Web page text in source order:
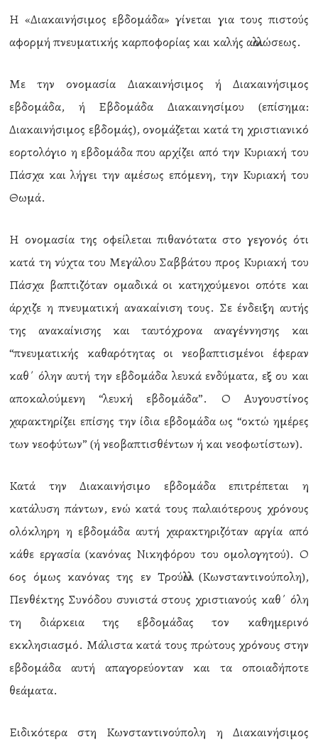
Η «Διακαινήσιμος εβδομάδα» γίνεται για τους πιστούς
αφορμή πνευματικής καρποφορίας και καλής αλλοιώσεως.
Με την ονομασία Διακαινήσιμος ή Διακαινήσιμος
εβδομάδα, ή Εβδομάδα Διακαινησίμου (επίσημα:
Διακαινήσιμος εβδομάς), ονομάζεται κατά τη χριστιανικό
εορτολόγιο η εβδομάδα που αρχίζει από την Κυριακή του
Πάσχα και λήγει την αμέσως επόμενη, την Κυριακή του
Θωμά.
Η ονομασία της οφείλεται πιθανότατα στο γεγονός ότι
κατά τη νύχτα του Μεγάλου Σαββάτου προς Κυριακή του
Πάσχα βαπτιζόταν ομαδικά οι κατηχούμενοι οπότε και
άρχιζε η πνευματική ανακαίνιση τους. Σε ένδειξη αυτής
της ανακαίνισης και ταυτόχρονα αναγέννησης και
“πνευματικής καθαρότητας οι νεοβαπτισμένοι έφεραν
καθ΄ όλην αυτή την εβδομάδα λευκά ενδύματα, εξ ου και
αποκαλούμενη “λευκή εβδομάδα”. Ο Αυγουστίνος
χαρακτηρίζει επίσης την ίδια εβδομάδα ως “οκτώ ημέρες
των νεοφύτων” (ή νεοβαπτισθέντων ή και νεοφωτίστων).
Κατά την Διακαινήσιμο εβδομάδα επιτρέπεται η
κατάλυση πάντων, ενώ κατά τους παλαιότερους χρόνους
ολόκληρη η εβδομάδα αυτή χαρακτηριζόταν αργία από
κάθε εργασία (κανόνας Νικηφόρου του ομολογητού). Ο
6ος όμως κανόνας της εν Τρούλλω (Κωνσταντινούπολη),
Πενθέκτης Συνόδου συνιστά στους χριστιανούς καθ΄ όλη
τη διάρκεια της εβδομάδας τον καθημερινό
εκκλησιασμό. Μάλιστα κατά τους πρώτους χρόνους στην
εβδομάδα αυτή απαγορεύονταν και τα οποιαδήποτε
θεάματα.
Ειδικότερα στη Κωνσταντινούπολη η Διακαινήσιμος